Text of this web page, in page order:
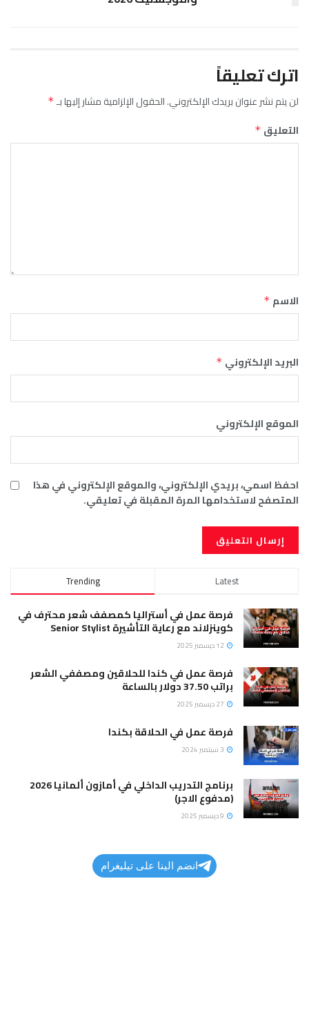
اترك تعليقاً
لن يتم نشر عنوان بريدك الإلكتروني.الحقول الإلزامية مشار إليها بـ*
التعليق *
الاسم *
البريد الإلكتروني *
الموقع الإلكتروني
احفظ اسمي، بريدي الإلكتروني، والموقع الإلكتروني في هذا
المتصفح لاستخدامها المرة المقبلة في تعليقي.
Trending Latest
فرصة عمل في أستراليا كمصفف شعر محترف في
كوينزلاند مع رعاية التأشيرة Senior Stylist
فرصة عمل في كندا للحلاقين ومصففي الشعر
براتب 37.50 دولار بالساعة
فرصة عمل في الحلاقة بكندا
برنامج التدريب الداخلي في أمازون ألمانيا 2026
(مدفوع الاجر)
انضم الينا على تيليغرام